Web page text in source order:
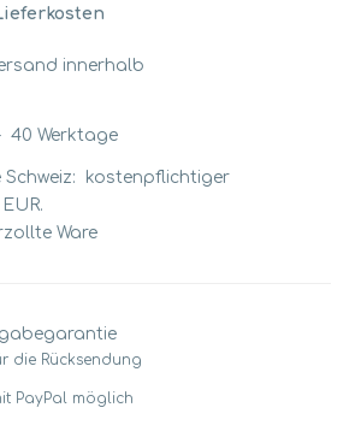
innerhalb
40 Werktage
Schweiz: kostenpflichtiger
Ware
die Rücksendung
PayPal möglich